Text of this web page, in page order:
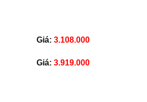
Giá: 3.108.000
Giá: 3.919.000